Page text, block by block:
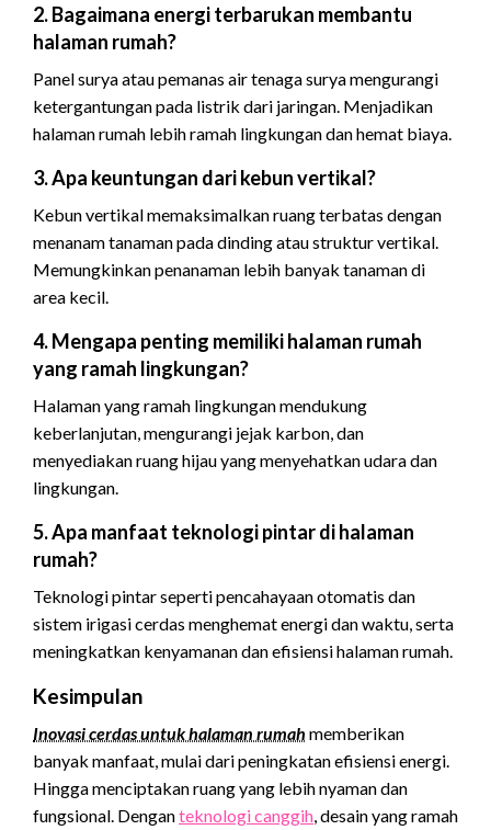
2. Bagaimana energi terbarukan membantu
halaman rumah?
Panel surya atau pemanas air tenaga surya mengurangi
ketergantungan pada listrik dari jaringan. Menjadikan
halaman rumah lebih ramah lingkungan dan hemat biaya.
3. Apa keuntungan dari kebun vertikal?
Kebun vertikal memaksimalkan ruang terbatas dengan
menanam tanaman pada dinding atau struktur vertikal.
Memungkinkan penanaman lebih banyak tanaman di
area kecil.
4. Mengapa penting memiliki halaman rumah
yang ramah lingkungan?
Halaman yang ramah lingkungan mendukung
keberlanjutan, mengurangi jejak karbon, dan
menyediakan ruang hijau yang menyehatkan udara dan
lingkungan.
5. Apa manfaat teknologi pintar di halaman
rumah?
Teknologi pintar seperti pencahayaan otomatis dan
sistem irigasi cerdas menghemat energi dan waktu, serta
meningkatkan kenyamanan dan efisiensi halaman rumah.
Kesimpulan
Inovasi cerdas untuk halaman rumah memberikan
banyak manfaat, mulai dari peningkatan efisiensi energi.
Hingga menciptakan ruang yang lebih nyaman dan
fungsional. Denganteknologi canggih , desain yang ramah